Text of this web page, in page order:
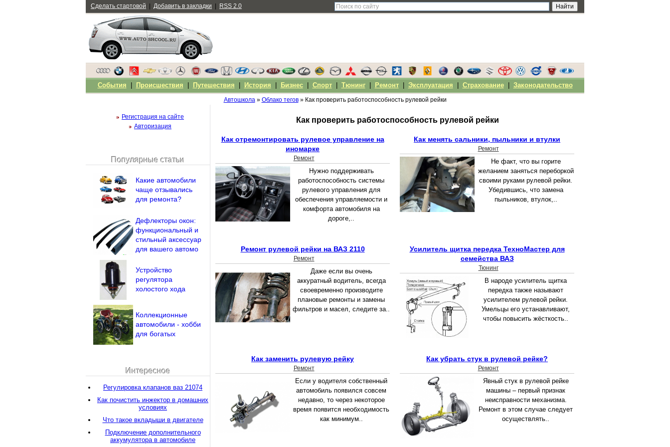
Автошкола» Облако тегов» Как проверить работоспособность рулевой рейки
Как проверить работоспособность рулевой рейки
Как отремонтировать рулевое управление на
иномарке
Ремонт
Нужно поддерживать
работоспособность системы
рулевого управления для
обеспечения управляемости и
комфорта автомобиля на
дороге,..
Как менять сальники, пыльники и втулки
Ремонт
Не факт, что вы горите
желанием заняться переборкой
своими руками рулевой рейки.
Убедившись, что замена
пыльников, втулок,..
Ремонт рулевой рейки на ВАЗ 2110
Ремонт
Даже если вы очень
аккуратный водитель, всегда
своевременно производите
плановые ремонты и замены
фильтров и масел, следите за..
Усилитель щитка передка ТехноМастер для
семейства ВАЗ
Тюнинг
В народе усилитель щитка
передка также называют
усилителем рулевой рейки.
Умельцы его устанавливают,
чтобы повысить жёсткость..
Как заменить рулевую рейку
Ремонт
Если у водителя собственный
автомобиль появился совсем
недавно, то через некоторое
время появится необходимость
как минимум..
Как убрать стук в рулевой рейке?
Ремонт
Явный стук в рулевой рейке
машины – первый признак
неисправности механизма.
Ремонт в этом случае следует
осуществлять..
Регистрация на сайте
Авторизация
Напомнить пароль?
Популярные статьи
Какие автомобили
чаще отзывались
для ремонта?
Дефлекторы окон:
функциональный и
стильный аксессуар
для вашего автомо
Устройство
регулятора
холостого хода
Коллекционные
автомобили - хобби
для богатых
Интересное
Регулировка клапанов ваз 21074
Как почистить инжектор в домашних
условиях
Что такое вкладыши в двигателе
Подключение дополнительного
аккумулятора в автомобиле
Сделать стартовой Добавить в закладки RSS 2.0
События Происшествия Путешествия История Бизнес| Спорт| Тюнинг| Ремонт| Эксплуатация Страхование| Законодательство